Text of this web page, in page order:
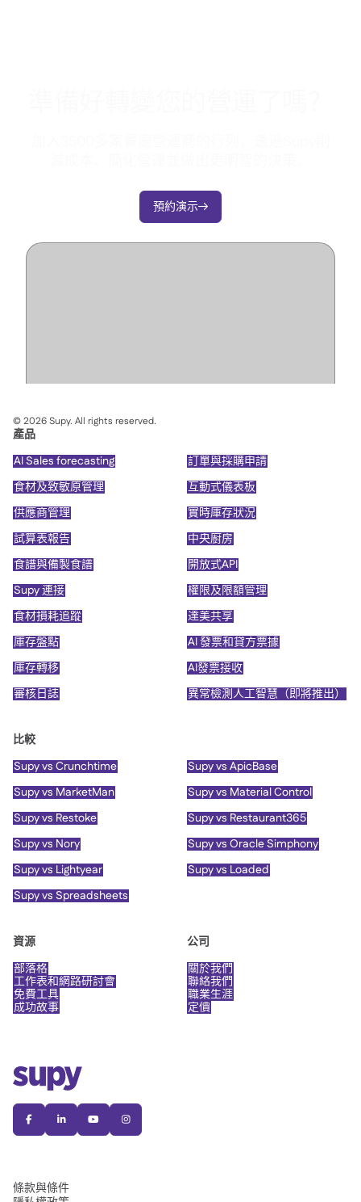
預約演示
   
條款與條件
產品
AI Sales forecasting
訂單與採購申請
食材及致敏原管理
互動式儀表板
供應商管理
實時庫存狀況
試算表報告
中央廚房
食譜與備製食譜
開放式API
Supy 連接
權限及限額管理
食材損耗追蹤
達美共享
庫存盤點
AI 發票和貸方票據
庫存轉移
AI發票接收
審核日誌
異常檢測人工智慧（即將推出）
比較
Supy vs Crunchtime
Supy vs ApicBase
Supy vs MarketMan
Supy vs Material Control
Supy vs Restoke
Supy vs Restaurant365
Supy vs Nory
Supy vs Oracle Simphony
Supy vs Lightyear
Supy vs Loaded
Supy vs Spreadsheets
資源
部落格
工作表和網路研討會
免費工具
成功故事
公司
關於我們
聯絡我們
職業生涯
定價
©2026Supy. All rights reserved.